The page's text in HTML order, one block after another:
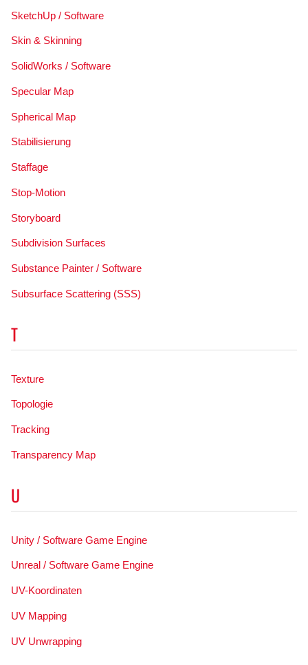
SketchUp / Software
Skin & Skinning
SolidWorks / Software
Specular Map
Spherical Map
Stabilisierung
Staffage
Stop-Motion
Storyboard
Subdivision Surfaces
Substance Painter / Software
Subsurface Scattering (SSS)
T
Texture
Topologie
Tracking
Transparency Map
U
Unity / Software Game Engine
Unreal / Software Game Engine
UV-Koordinaten
UV Mapping
UV Unwrapping